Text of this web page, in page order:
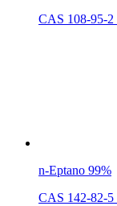
CAS 108-95-2
n-Eptano 99%
CAS 142-82-5